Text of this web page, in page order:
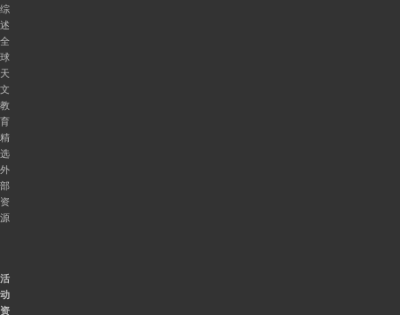
综
述
全
球
天
文
教
育
精
选
外
部
资
源
活
动
资